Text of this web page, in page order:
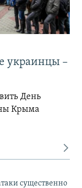
украинцы –
День
Крыма
существенно